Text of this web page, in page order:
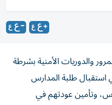
والدوريات الأمنية بشرطة
طلبة المدارس
وتأمين عودتهم في